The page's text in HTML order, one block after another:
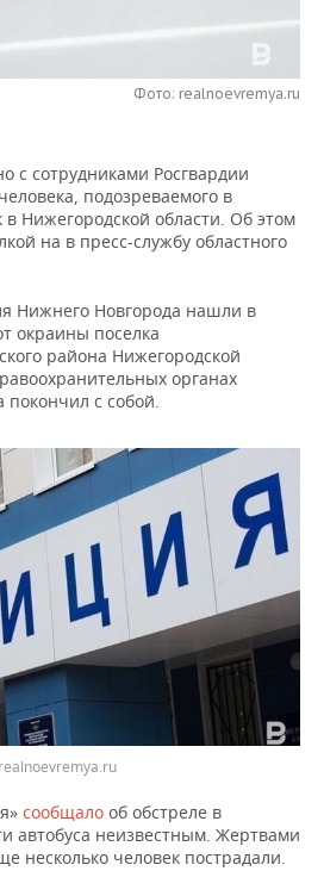
Фото: realnoevremya.ru
с сотрудниками Росгвардии
подозреваемого в
в Нижегородской области. Об этом
на в пресс-службу областного
Нижнего Новгорода нашли в
окраины поселка
района Нижегородской
органах
с собой.
realnoevremya.ru
сообщало об обстреле в
автобуса неизвестным. Жертвами
несколько человек пострадали.